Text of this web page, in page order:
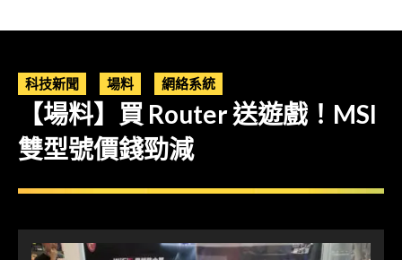
科技新聞 場料 網絡系統
【場料】買 Router 送遊戲！MSI
雙型號價錢勁減